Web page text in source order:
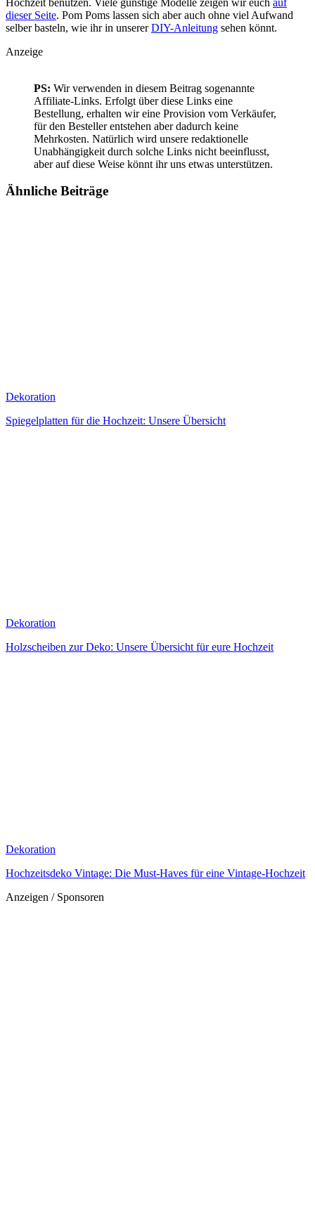
dieser Seite. Pom Poms lassen sich aber auch ohne viel Aufwand
selber basteln, wie ihr in unsererDIY-Anleitung sehen könnt.
Anzeige
PS: Wir verwenden in diesem Beitrag sogenannte
Affiliate-Links. Erfolgt über diese Links eine
Bestellung, erhalten wir eine Provision vom Verkäufer,
für den Besteller entstehen aber dadurch keine
Mehrkosten. Natürlich wird unsere redaktionelle
Unabhängigkeit durch solche Links nicht beeinflusst,
aber auf diese Weise könnt ihr uns etwas unterstützen.
Ähnliche Beiträge
Dekoration
Spiegelplatten für die Hochzeit: Unsere Übersicht
Dekoration
Holzscheiben zur Deko: Unsere Übersicht für eure Hochzeit
Dekoration
Hochzeitsdeko Vintage: Die Must-Haves für eine Vintage-Hochzeit
Anzeigen / Sponsoren